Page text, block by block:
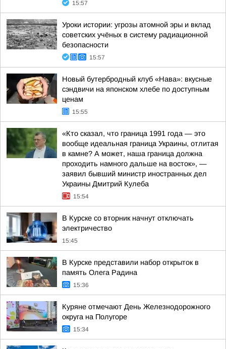
15:57
Уроки истории: угрозы атомной эры и вклад
советских учёных в систему радиационной
безопасности
15:57
Новый бутербродный клуб «Нава»: вкусные
сэндвичи на японском хлебе по доступным
ценам
15:55
«Кто сказал, что граница 1991 года — это
вообще идеальная граница Украины, отлитая
в камне? А может, наша граница должна
проходить намного дальше на восток», —
заявил бывший министр иностранных дел
Украины Дмитрий Кулеба
15:54
В Курске со вторник начнут отключать
электричество
15:45
В Курске представили набор открыток в
память Олега Радина
15:36
Куряне отмечают День Железнодорожного
округа на Полугоре
15:34